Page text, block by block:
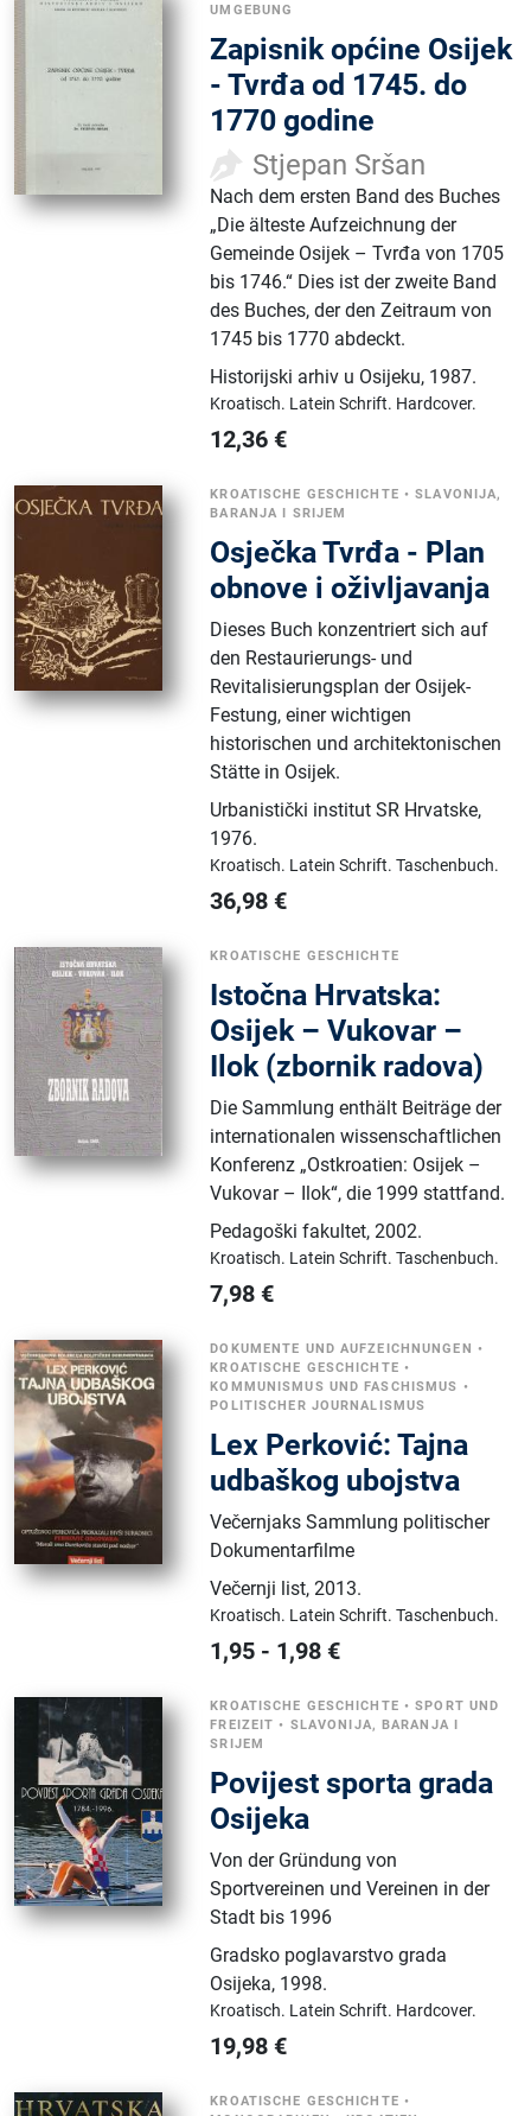
UMGEBUNG
Zapisnik općine Osijek
- Tvrđa od 1745. do
1770 godine
Stjepan Sršan
Nach dem ersten Band des Buches
„Die älteste Aufzeichnung der
Gemeinde Osijek – Tvrđa von 1705
bis 1746.“ Dies ist der zweite Band
des Buches, der den Zeitraum von
1745 bis 1770 abdeckt.
Historijski arhiv u Osijeku, 1987.
Kroatisch. Latein Schrift. Hardcover.
12,36 €
KROATISCHE GESCHICHTE •SLAVONIJA,
BARANJA I SRIJEM
Osječka Tvrđa - Plan
obnove i oživljavanja
Dieses Buch konzentriert sich auf
den Restaurierungs- und
Revitalisierungsplan der Osijek-
Festung, einer wichtigen
historischen und architektonischen
Stätte in Osijek.
Urbanistički institut SR Hrvatske,
1976.
Kroatisch. Latein Schrift.Taschenbuch.
36,98 €
KROATISCHE GESCHICHTE
Istočna Hrvatska:
Osijek – Vukovar –
Ilok (zbornik radova)
Die Sammlung enthält Beiträge der
internationalen wissenschaftlichen
Konferenz „Ostkroatien: Osijek –
Vukovar – Ilok“, die 1999 stattfand.
Pedagoški fakultet,2002.
Kroatisch. Latein Schrift.Taschenbuch.
7,98 €
DOKUMENTE UND AUFZEICHNUNGEN •
KROATISCHE GESCHICHTE •
KOMMUNISMUS UND FASCHISMUS •
POLITISCHER JOURNALISMUS
Lex Perković: Tajna
udbaškog ubojstva
Večernjaks Sammlung politischer
Dokumentarfilme
Večernji list,2013.
Kroatisch. Latein Schrift.Taschenbuch.
1,95 - 1,98 €
KROATISCHE GESCHICHTE •SPORT UND
FREIZEIT • SLAVONIJA, BARANJA I
SRIJEM
Povijest sporta grada
Osijeka
Von der Gründung von
Sportvereinen und Vereinen in der
Stadt bis 1996
Gradsko poglavarstvo grada
Osijeka, 1998.
Kroatisch. Latein Schrift. Hardcover.
19,98 €
KROATISCHE GESCHICHTE •